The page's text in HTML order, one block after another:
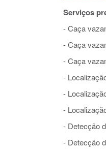
Serviços
- Caça
- Caça
- Caça
-
-
-
- Detecção
- Detecção